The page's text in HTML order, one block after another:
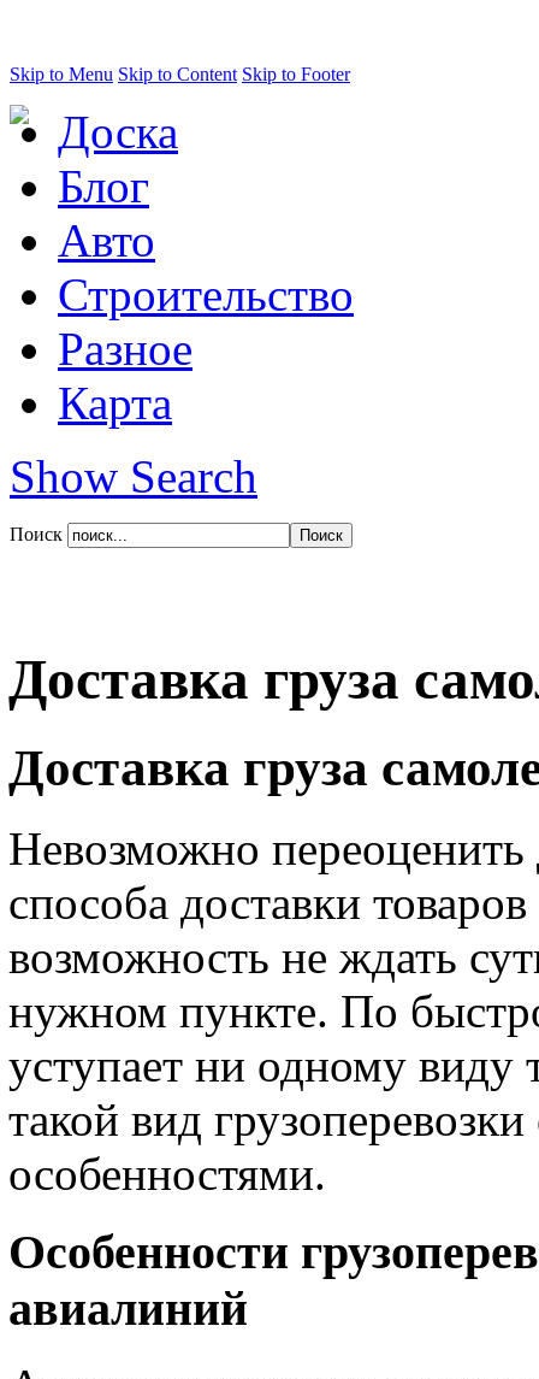
Skip to Menu Skip to Content Skip to Footer
Доска
Блог
Авто
Строительство
Разное
Карта
Show Search
Поиск
Доставка груза
Доставка груза
Невозможно переоценить
способа доставки
возможность не ждать
нужном пункте. По
уступает ни одному виду
такой вид
особенностями.
Особенности
авиалиний